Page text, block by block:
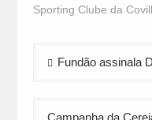
in
new new
in
Sporting Clube da
Navegação
Fundão assinala
Campanha da